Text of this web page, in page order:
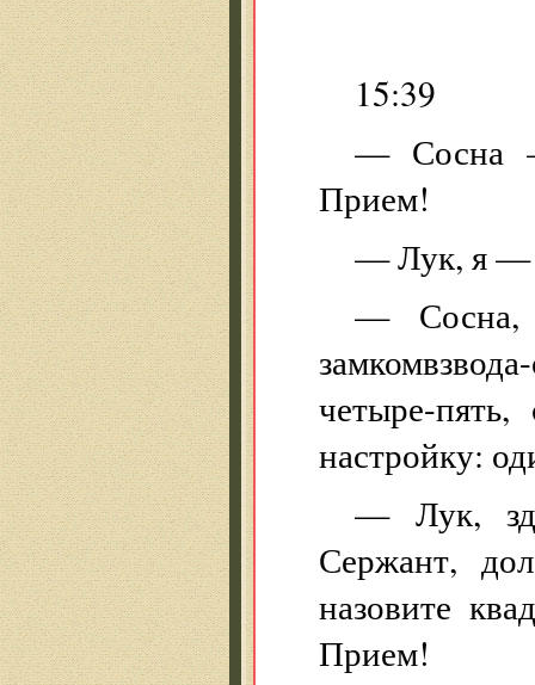
15:39
— Сосна
Прием!
— Лук, я —
— Сосна,
четыре-
настройку:
— Лук,
Сержант,
назовите
Прием!